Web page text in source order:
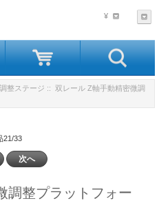
¥
整ステージ :: 双レール Z軸手動精密微調
21/33
次へ
調整プラットフォー